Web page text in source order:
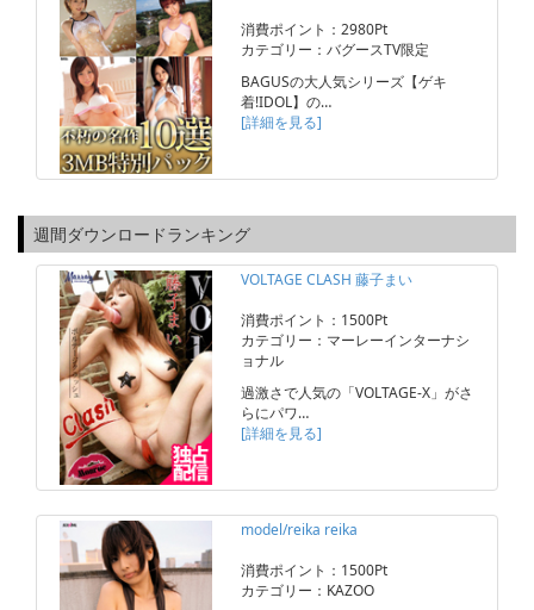
消費ポイント：2980Pt
カテゴリー：バグースTV限定
BAGUSの大人気シリーズ【ゲキ
着!IDOL】の…
[詳細を見る]
週間ダウンロードランキング
VOLTAGE CLASH 藤子まい
消費ポイント：1500Pt
カテゴリー：マーレーインターナシ
ョナル
過激さで人気の「VOLTAGE-X」がさ
らにパワ…
[詳細を見る]
model/reika reika
消費ポイント：1500Pt
カテゴリー：KAZOO